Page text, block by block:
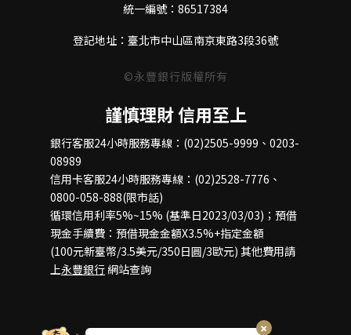
統一編號：86517384
登記地址：臺北市中山區南京東路3段36號
©永豐銀行版權所有
謹慎理財 信用至上
銀行客服24小時服務專線：(02)2505-9999、0203-
08989
信用卡客服24小時服務專線：(02)2528-7776、
0800-058-888(限市話)
循環信用利率5%~15% (基準日2023/03/03)；預借
現金手續費：預借現金金額X3.5%+指定金額
(100元新臺幣/3.5美元/350日圓/3歐元) 其他費用請
上永豐銀行網站查詢